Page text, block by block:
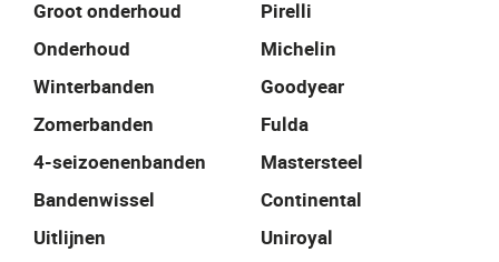
Groot onderhoud
Onderhoud
Winterbanden
Zomerbanden
4-seizoenenbanden
Bandenwissel
Uitlijnen
Pirelli
Michelin
Goodyear
Fulda
Mastersteel
Continental
Uniroyal